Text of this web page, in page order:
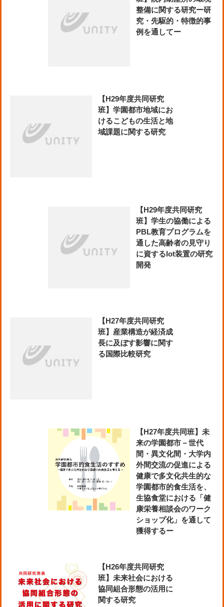
整備に関する研究ー研
究・先駆的・特徴的事
例を通してー
【H29年度共同研究
班】学園都市地域にお
けるこどもの生活と地
域課題に関する研究
【H29年度共同研究
班】学生の協働による
PBL教育プログラムを
通した高齢者の見守り
に資するIot装置の研究
開発
【H27年度共同研究
班】産業構造が経済成
長に及ぼす影響に関す
る国際比較研究
【H27年度共同班】未
来の学園都市－世代
間・異文化間・大学内
外間交流の促進による
健康で多文化共生的な
学園都市的食生活を、
生協食堂における「健
康栄養相談会のワーク
ショップ化」を通して
獲得するー
【H26年度共同研究
班】未来社会における
協同組合形態の活用に
関する研究